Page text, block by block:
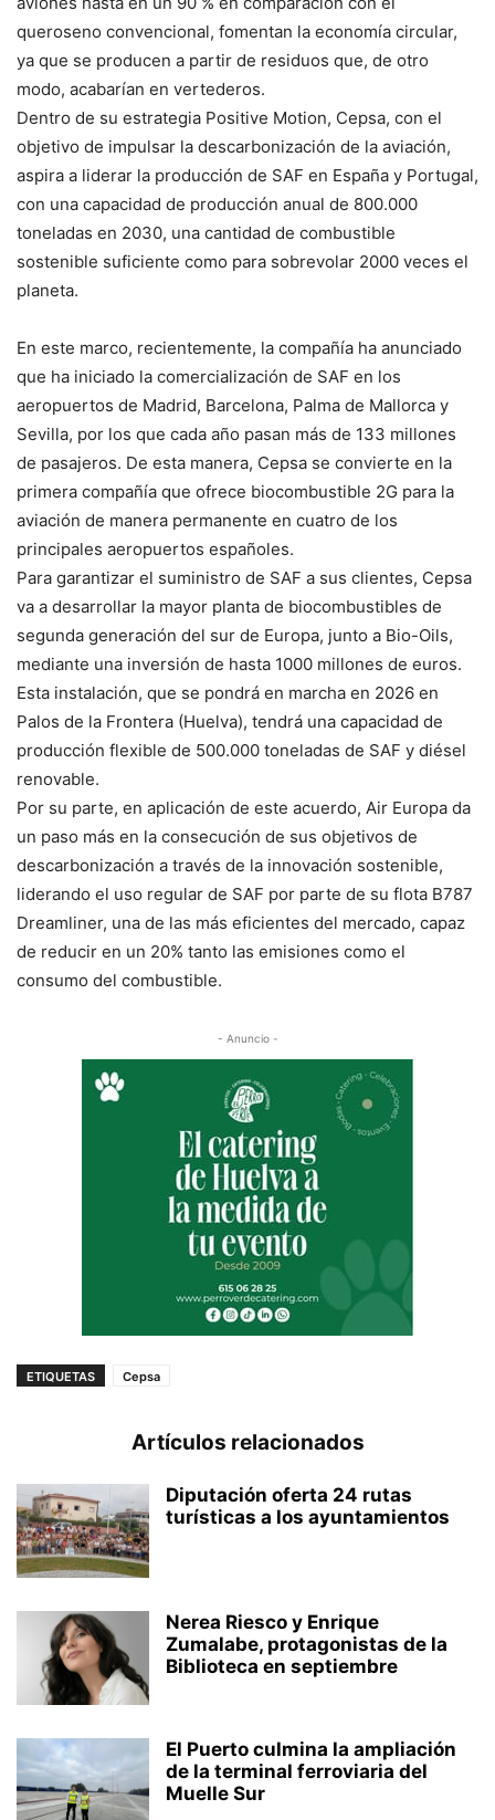
queroseno convencional, fomentan la economía circular,
ya que se producen a partir de residuos que, de otro
modo, acabarían en vertederos.
Dentro de su estrategia Positive Motion, Cepsa, con el
objetivo de impulsar la descarbonización de la aviación,
aspira a liderar la producción de SAF en España y Portugal,
con una capacidad de producción anual de 800.000
toneladas en 2030, una cantidad de combustible
sostenible suficiente como para sobrevolar 2000 veces el
planeta.
En este marco, recientemente, la compañía ha anunciado
que ha iniciado la comercialización de SAF en los
aeropuertos de Madrid, Barcelona, Palma de Mallorca y
Sevilla, por los que cada año pasan más de 133 millones
de pasajeros. De esta manera, Cepsa se convierte en la
primera compañía que ofrece biocombustible 2G para la
aviación de manera permanente en cuatro de los
principales aeropuertos españoles.
Para garantizar el suministro de SAF a sus clientes, Cepsa
va a desarrollar la mayor planta de biocombustibles de
segunda generación del sur de Europa, junto a Bio-Oils,
mediante una inversión de hasta 1000 millones de euros.
Esta instalación, que se pondrá en marcha en 2026 en
Palos de la Frontera (Huelva), tendrá una capacidad de
producción flexible de 500.000 toneladas de SAF y diésel
renovable.
Por su parte, en aplicación de este acuerdo, Air Europa da
un paso más en la consecución de sus objetivos de
descarbonización a través de la innovación sostenible,
liderando el uso regular de SAF por parte de su flota B787
Dreamliner, una de las más eficientes del mercado, capaz
de reducir en un 20% tanto las emisiones como el
consumo del combustible.
- Anuncio -
ETIQUETAS Cepsa
Artículos relacionados
Diputación oferta 24 rutas
turísticas a los ayuntamientos
Nerea Riesco y Enrique
Zumalabe, protagonistas de la
Biblioteca en septiembre
El Puerto culmina la ampliación
de la terminal ferroviaria del
Muelle Sur